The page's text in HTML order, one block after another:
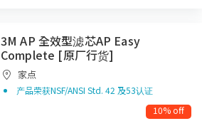
3M AP 全效型滤芯AP Easy
Complete [原厂行货]
家点
产品荣获NSF/ANSI Std. 42 及53认证
10% off